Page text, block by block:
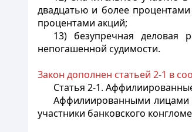
двадцатью и более
процентами акций;
13) безупречная деловая
непогашенной судимости.
Закон дополнен статьей 2-1 в
Статья 2-1.
Аффилиированными лицами
участники банковского